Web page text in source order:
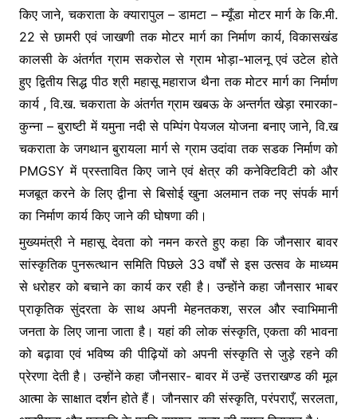
किए जाने, चकराता के क्यारापुल – डामटा – म्यूँडा मोटर मार्ग के कि.मी.
22 से छामरी एवं जाखणी तक मोटर मार्ग का निर्माण कार्य, विकासखंड
कालसी के अंतर्गत ग्राम सकरोल से ग्राम भोड़ा-भालनू एवं उटेल होते
हुए द्वितीय सिद्ध पीठ श्री महासू महाराज थैना तक मोटर मार्ग का निर्माण
कार्य , वि.ख. चकराता के अंतर्गत ग्राम खबऊ के अन्तर्गत खेड़ा रमारका-
कुन्ना – बुराष्टी में यमुना नदी से पम्पिंग पेयजल योजना बनाए जाने, वि.ख
चकराता के जगथान बुरायला मार्ग से ग्राम उदांवा तक सडक निर्माण को
PMGSY में प्रस्तावित किए जाने एवं क्षेत्र की कनेक्टिविटी को और
मजबूत करने के लिए द्वीना से बिसोई खुना अलमान तक नए संपर्क मार्ग
का निर्माण कार्य किए जाने की घोषणा की।
मुख्यमंत्री ने महासू देवता को नमन करते हुए कहा कि जौनसार बावर
सांस्कृतिक पुनरूत्थान समिति पिछले 33 वर्षों से इस उत्सव के माध्यम
से धरोहर को बचाने का कार्य कर रही है। उन्होंने कहा जौनसार भाबर
प्राकृतिक सुंदरता के साथ अपनी मेहनतकश, सरल और स्वाभिमानी
जनता के लिए जाना जाता है। यहां की लोक संस्कृति, एकता की भावना
को बढ़ावा एवं भविष्य की पीढ़ियों को अपनी संस्कृति से जुड़े रहने की
प्रेरणा देती है। उन्होंने कहा जौनसार- बावर में उन्हें उत्तराखण्ड की मूल
आत्मा के साक्षात दर्शन होते हैं। जौनसार की संस्कृति, परंपराएँ, सरलता,